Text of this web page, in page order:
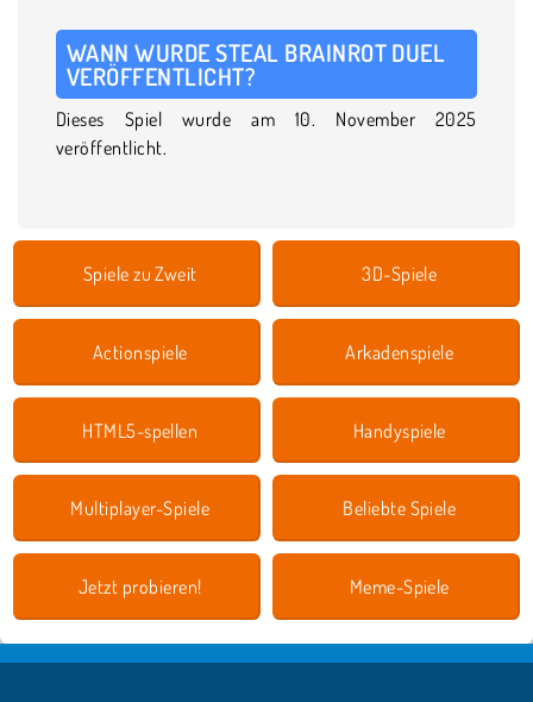
WANN WURDE STEAL BRAINROT DUEL
VERÖFFENTLICHT?
Dieses Spiel wurde am 10. November 2025
veröffentlicht.
Spiele zu Zweit 3D-Spiele
Actionspiele Arkadenspiele
HTML5-spellen Handyspiele
Multiplayer-Spiele Beliebte Spiele
Jetzt probieren! Meme-Spiele